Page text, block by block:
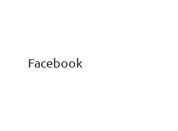
Facebook